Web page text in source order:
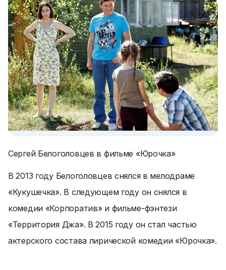
Сергей Белоголовцев в фильме «Юрочка»
В 2013 году Белоголовцев снялся в мелодраме
«Кукушечка». В следующем году он снялся в
комедии «Корпоратив» и фильме-фэнтези
«Территория Джа». В 2015 году он стал частью
актерского состава лирической комедии «Юрочка».